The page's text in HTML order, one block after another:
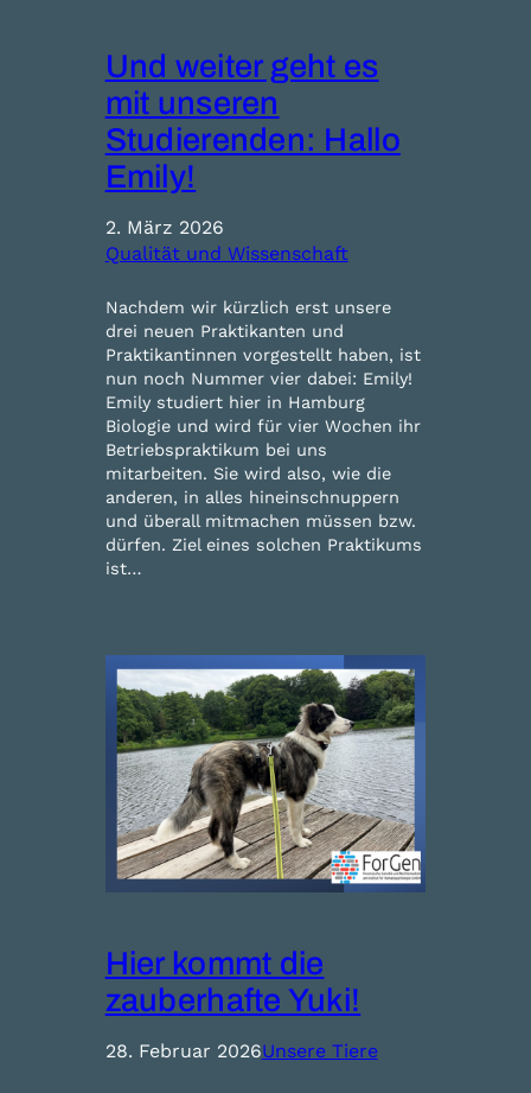
Und weiter geht es
mit unseren
Studierenden: Hallo
Emily!
2. März 2026
Qualität und Wissenschaft
Nachdem wir kürzlich erst unsere
drei neuen Praktikanten und
Praktikantinnen vorgestellt haben, ist
nun noch Nummer vier dabei: Emily!
Emily studiert hier in Hamburg
Biologie und wird für vier Wochen ihr
Betriebspraktikum bei uns
mitarbeiten. Sie wird also, wie die
anderen, in alles hineinschnuppern
und überall mitmachen müssen bzw.
dürfen. Ziel eines solchen Praktikums
ist…
Hier kommt die
zauberhafte Yuki!
28. Februar 2026Unsere Tiere